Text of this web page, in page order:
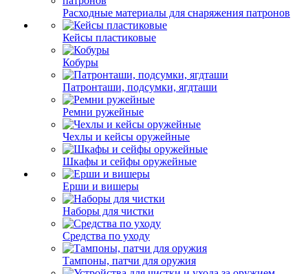
Расходные материалы для снаряжения патронов
Кейсы пластиковые
Кобуры
Патронташи, подсумки, ягдташи
Ремни ружейные
Чехлы и кейсы оружейные
Шкафы и сейфы оружейные
Ерши и вишеры
Наборы для чистки
Средства по уходу
Тампоны, патчи для оружия